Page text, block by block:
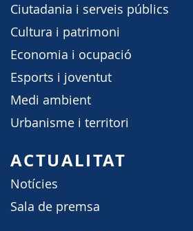
Ciutadania i serveis públics
Cultura i patrimoni
Economia i ocupació
Esports i joventut
Medi ambient
Urbanisme i territori
ACTUALITAT
Notícies
Sala de premsa